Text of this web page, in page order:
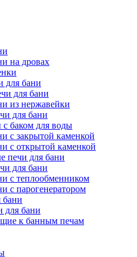
на дровах
для бани
для бани
из нержавейки
для бани
баком для воды
с закрытой каменкой
с открытой каменкой
печи для бани
для бани
с теплообменником
с парогенератором
бани
для бани
к банным печам